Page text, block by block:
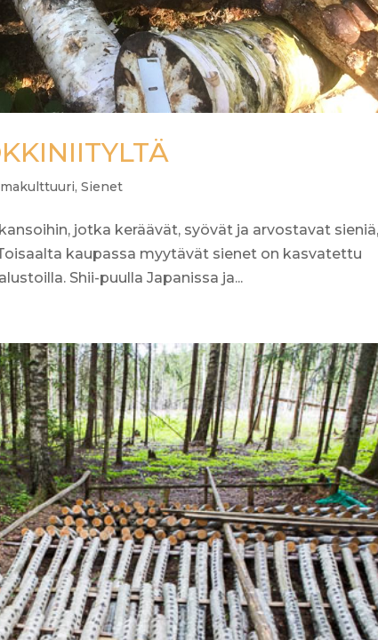
,Sienet
jotka keräävät, syövät ja arvostavat
kaupassa myytävät sienet on kasvatettu
Shii-puulla Japanissa ja...